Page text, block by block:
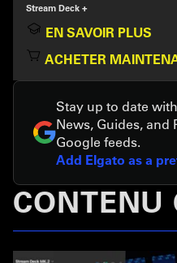
Stream Deck +
EN SAVOIR PLUS
ACHETER
Stay up to date
News, Guides,
Google feeds.
Add Elgato as a
CONTENU